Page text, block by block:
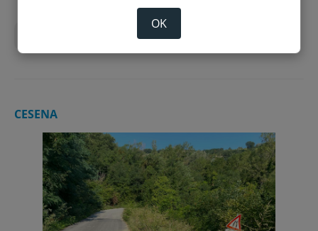
strade
CESENA
OK